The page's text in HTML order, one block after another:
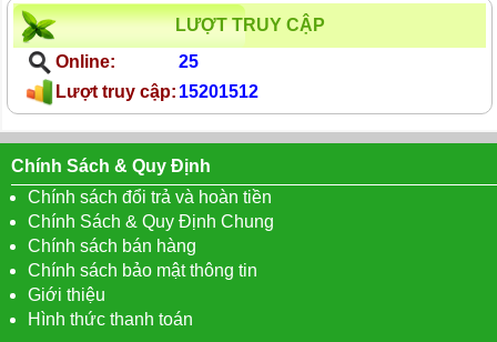
LƯỢT TRUY CẬP
Online:
25
Lượt truy cập: 15201512
Chính Sách & Quy Định
Chính sách đổi trả và hoàn tiền
Chính Sách & Quy Định Chung
Chính sách bán hàng
Chính sách bảo mật thông tin
Giới thiệu
Hình thức thanh toán